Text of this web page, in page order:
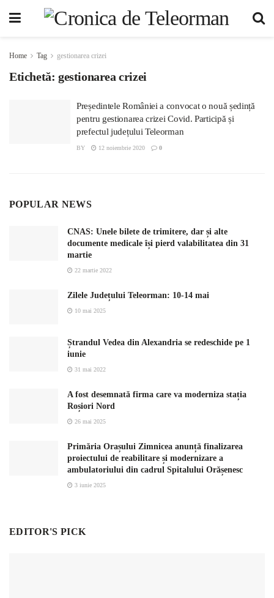
Home Tag gestionarea crizei
Etichetă: gestionarea crizei
Președintele României a convocat o nouă ședință
pentru gestionarea crizei Covid. Participă și
prefectul județului Teleorman
BY 12 noiembrie 2020 0
POPULAR NEWS
CNAS: Unele bilete de trimitere, dar și alte
documente medicale își pierd valabilitatea din 31
martie
22 martie 2022
Zilele Județului Teleorman: 10-14 mai
10 mai 2025
Ștrandul Vedea din Alexandria se redeschide pe 1
iunie
31 mai 2022
A fost desemnată firma care va moderniza stația
Roșiori Nord
26 mai 2025
Primăria Orașului Zimnicea anunță finalizarea
proiectului de reabilitare și modernizare a
ambulatoriului din cadrul Spitalului Orășenesc
3 iunie 2025
EDITOR'S PICK